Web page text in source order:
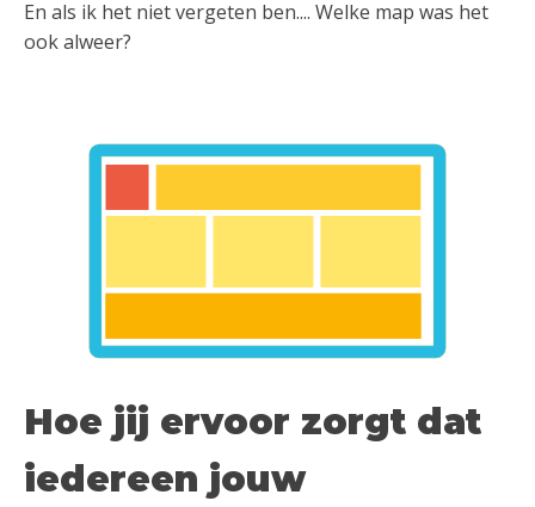
En als ik het niet vergeten ben.... Welke map was het
ook alweer?
Hoe jij ervoor zorgt dat
iedereen jouw